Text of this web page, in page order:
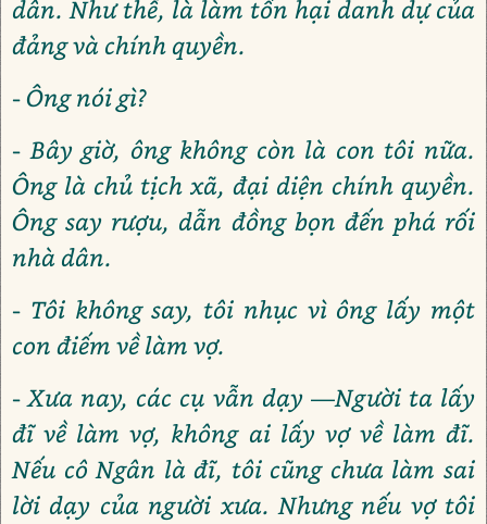
dân. Như thế, là làm tổn hại danh dự của
đảng và chính quyền.
- Ông nói gì?
- Bây giờ, ông không còn là con tôi nữa.
Ông là chủ tịch xã, đại diện chính quyền.
Ông say rượu, dẫn đồng bọn đến phá rối
nhà dân.
- Tôi không say, tôi nhục vì ông lấy một
con điếm về làm vợ.
- Xưa nay, các cụ vẫn dạy ―Người ta lấy
đĩ về làm vợ, không ai lấy vợ về làm đĩ.
Nếu cô Ngân là đĩ, tôi cũng chưa làm sai
lời dạy của người xưa. Nhưng nếu vợ tôi